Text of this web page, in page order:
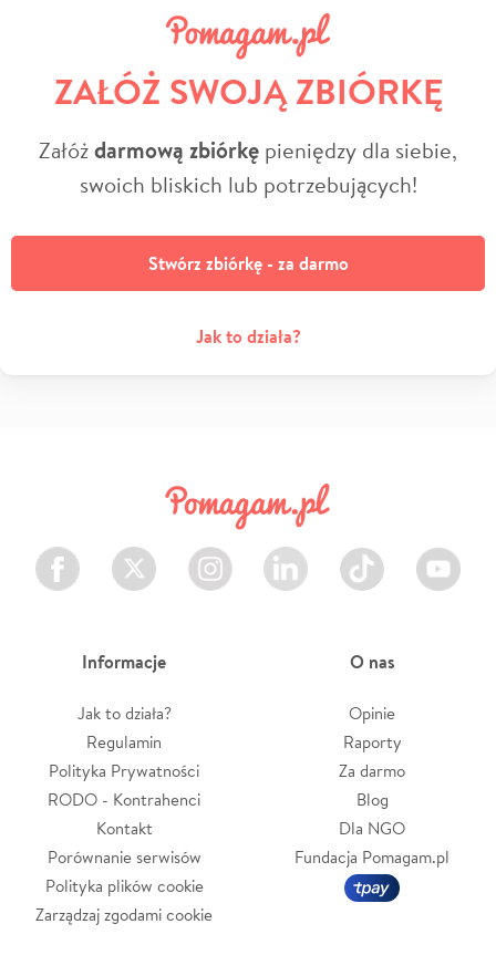
ZAŁÓŻ SWOJĄ ZBIÓRKĘ
Załóżdarmową zbiórkę pieniędzy dla siebie,
swoich bliskich lub potrzebujących!
Stwórz zbiórkę - za darmo
Jak to działa?
Facebook Twitter Instagram LinkedIn TikTok Youtube
Informacje
Jak to działa?
Regulamin
Polityka Prywatności
RODO - Kontrahenci
Kontakt
Porównanie serwisów
Polityka plików cookie
Zarządzaj zgodami cookie
O nas
Opinie
Raporty
Za darmo
Blog
Dla NGO
Fundacja Pomagam.pl